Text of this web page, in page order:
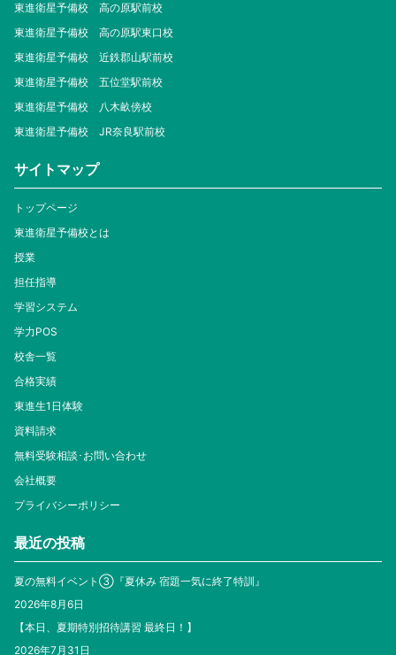
東進衛星予備校 高の原駅前校
東進衛星予備校 高の原駅東口校
東進衛星予備校 近鉄郡山駅前校
東進衛星予備校 五位堂駅前校
東進衛星予備校 八木畝傍校
東進衛星予備校 JR奈良駅前校
サイトマップ
トップページ
東進衛星予備校とは
授業
担任指導
学習システム
学力POS
校舎一覧
合格実績
東進生1日体験
資料請求
無料受験相談･お問い合わせ
会社概要
プライバシーポリシー
最近の投稿
夏の無料イベント③『夏休み 宿題一気に終了特訓』
2026年8月6日
【本日、夏期特別招待講習 最終日！】
2026年7月31日